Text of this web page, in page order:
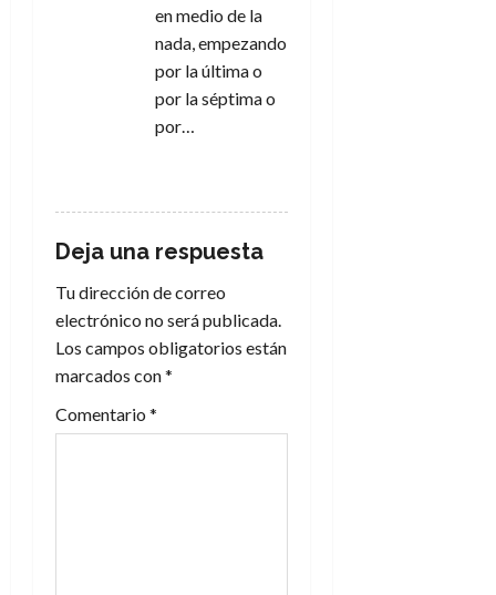
en medio de la
nada, empezando
por la última o
por la séptima o
por…
Deja una respuesta
Tu dirección de correo
electrónico no será publicada.
Los campos obligatorios están
marcados con*
Comentario *